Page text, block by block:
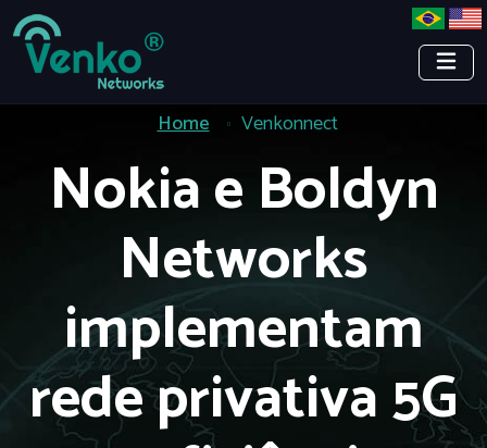
Home Venkonnect
Nokia e Boldyn
Networks
implementam
rede privativa 5G